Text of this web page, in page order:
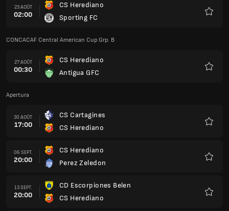
23 AOÛT
02:00
CS Herediano
Sporting FC
CONCACAF Central American Cup Grp. B
27 AOÛT
00:30
CS Herediano
Antigua GFC
Apertura
30 AOÛT
17:00
CS Cartagines
CS Herediano
06 SEPT.
20:00
CS Herediano
Perez Zeledon
13 SEPT.
20:00
CD Escorpiones Belen
CS Herediano